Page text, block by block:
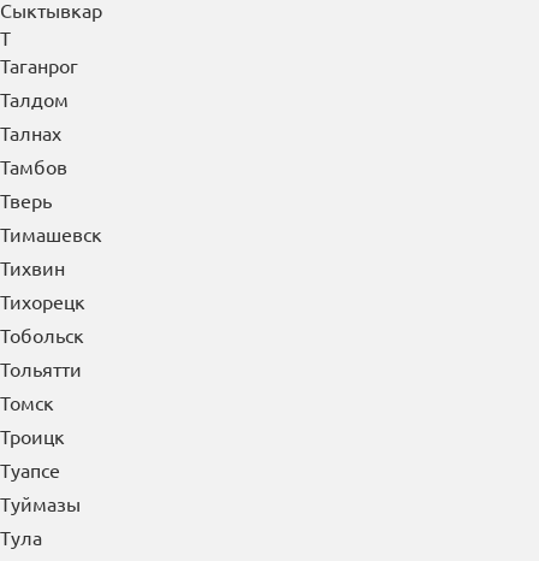
Сыктывкар
Т
Таганрог
Талдом
Талнах
Тамбов
Тверь
Тимашевск
Тихвин
Тихорецк
Тобольск
Тольятти
Томск
Троицк
Туапсе
Туймазы
Тула